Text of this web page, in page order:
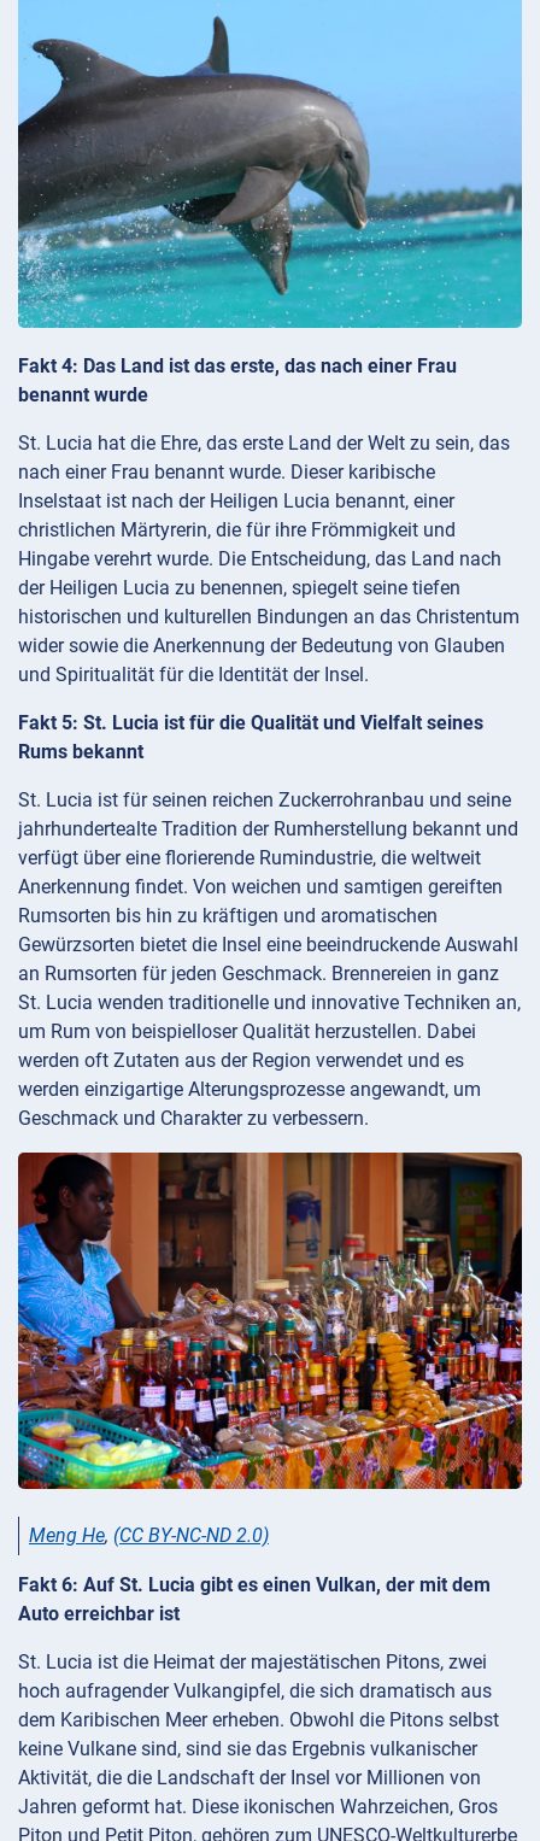
Fakt 4: Das Land ist das erste, das nach einer Frau
benannt wurde
St. Lucia hat die Ehre, das erste Land der Welt zu sein, das
nach einer Frau benannt wurde. Dieser karibische
Inselstaat ist nach der Heiligen Lucia benannt, einer
christlichen Märtyrerin, die für ihre Frömmigkeit und
Hingabe verehrt wurde. Die Entscheidung, das Land nach
der Heiligen Lucia zu benennen, spiegelt seine tiefen
historischen und kulturellen Bindungen an das Christentum
wider sowie die Anerkennung der Bedeutung von Glauben
und Spiritualität für die Identität der Insel.
Fakt 5: St. Lucia ist für die Qualität und Vielfalt seines
Rums bekannt
St. Lucia ist für seinen reichen Zuckerrohranbau und seine
jahrhundertealte Tradition der Rumherstellung bekannt und
verfügt über eine florierende Rumindustrie, die weltweit
Anerkennung findet. Von weichen und samtigen gereiften
Rumsorten bis hin zu kräftigen und aromatischen
Gewürzsorten bietet die Insel eine beeindruckende Auswahl
an Rumsorten für jeden Geschmack. Brennereien in ganz
St. Lucia wenden traditionelle und innovative Techniken an,
um Rum von beispielloser Qualität herzustellen. Dabei
werden oft Zutaten aus der Region verwendet und es
werden einzigartige Alterungsprozesse angewandt, um
Geschmack und Charakter zu verbessern.
Meng He, (CC BY-NC-ND 2.0)
Fakt 6: Auf St. Lucia gibt es einen Vulkan, der mit dem
Auto erreichbar ist
St. Lucia ist die Heimat der majestätischen Pitons, zwei
hoch aufragender Vulkangipfel, die sich dramatisch aus
dem Karibischen Meer erheben. Obwohl die Pitons selbst
keine Vulkane sind, sind sie das Ergebnis vulkanischer
Aktivität, die die Landschaft der Insel vor Millionen von
Jahren geformt hat. Diese ikonischen Wahrzeichen, Gros
Piton und Petit Piton, gehören zum UNESCO-Weltkulturerbe